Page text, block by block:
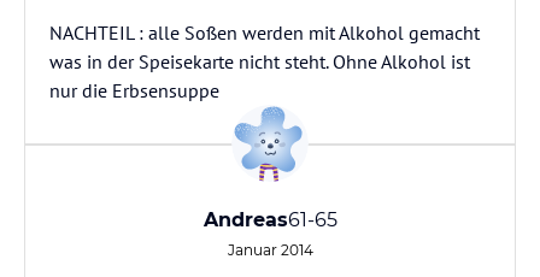
NACHTEIL : alle Soßen werden mit Alkohol gemacht
was in der Speisekarte nicht steht. Ohne Alkohol ist
nur die Erbsensuppe
Andreas61-65
Januar 2014